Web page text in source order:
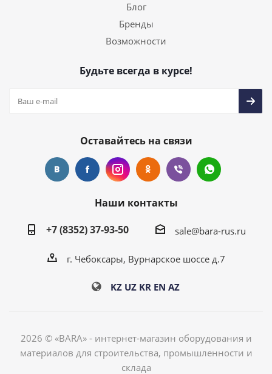
Блог
Бренды
Возможности
Будьте всегда в курсе!
Оставайтесь на связи
Наши контакты
+7 (8352) 37-93-50
sale@bara-rus.ru
г. Чебоксары, Вурнарское шоссе д.7
KZ UZ KR EN AZ
2026 © «BARA» - интернет-магазин оборудования и
материалов для строительства, промышленности и
склада